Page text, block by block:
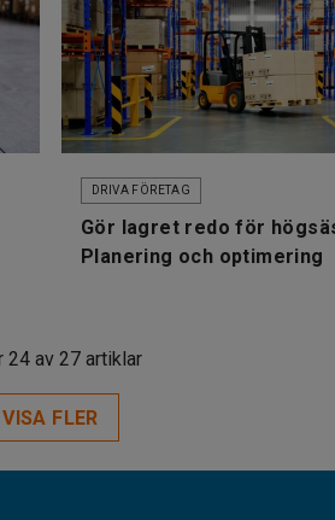
DRIVA FÖRETAG
Gör lagret redo för
Planering och optimering
24 av 27 artiklar
VISA FLER